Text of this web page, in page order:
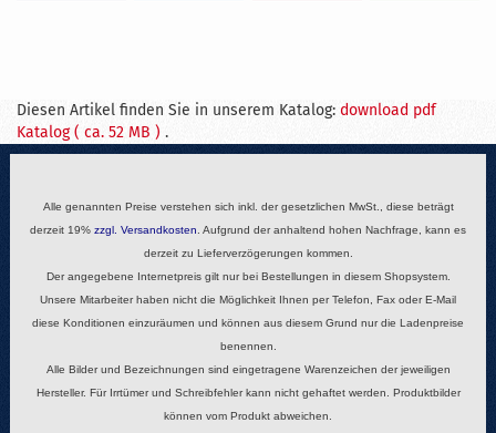
Diesen Artikel finden Sie in unserem Katalog: download pdf
Katalog ( ca. 52 MB ) .
Alle genannten Preise verstehen sich inkl. der gesetzlichen MwSt., diese beträgt
derzeit 19% zzgl. Versandkosten. Aufgrund der anhaltend hohen Nachfrage, kann es
derzeit zu Lieferverzögerungen kommen.
Der angegebene Internetpreis gilt nur bei Bestellungen in diesem Shopsystem.
Unsere Mitarbeiter haben nicht die Möglichkeit Ihnen per Telefon, Fax oder E-Mail
diese Konditionen einzuräumen und können aus diesem Grund nur die Ladenpreise
benennen.
Alle Bilder und Bezeichnungen sind eingetragene Warenzeichen der jeweiligen
Hersteller. Für Irrtümer und Schreibfehler kann nicht gehaftet werden. Produktbilder
können vom Produkt abweichen.